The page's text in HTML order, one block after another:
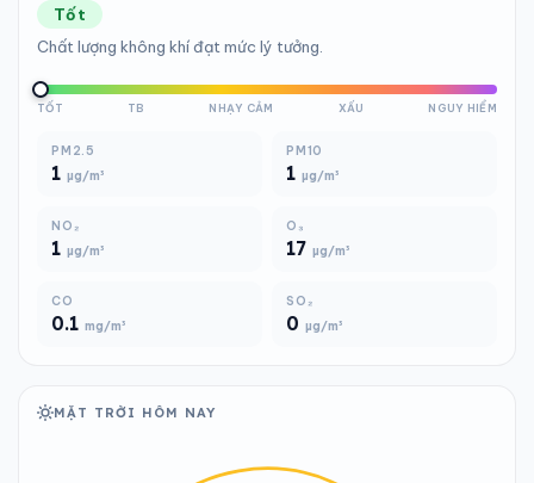
Tốt
Chất lượng không khí đạt mức lý tưởng.
TỐT TB NHẠY CẢM XẤU NGUY HIỂM
PM2.5
1 µg/m³
PM10
1 µg/m³
NO₂
1 µg/m³
O₃
17 µg/m³
CO
0.1 mg/m³
SO₂
0 µg/m³
MẶT TRỜI HÔM NAY